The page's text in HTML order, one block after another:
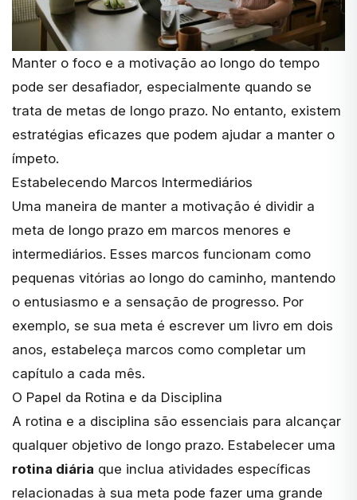
Manter o foco e a motivação ao longo do tempo
pode ser desafiador, especialmente quando se
trata de metas de longo prazo. No entanto, existem
estratégias eficazes que podem ajudar a manter o
ímpeto.
Estabelecendo Marcos Intermediários
Uma maneira de manter a motivação é dividir a
meta de longo prazo em marcos menores e
intermediários. Esses marcos funcionam como
pequenas vitórias ao longo do caminho, mantendo
o entusiasmo e a sensação de progresso. Por
exemplo, se sua meta é escrever um livro em dois
anos, estabeleça marcos como completar um
capítulo a cada mês.
O Papel da Rotina e da Disciplina
A rotina e a disciplina são essenciais para alcançar
qualquer objetivo de longo prazo. Estabelecer uma
rotina diária que inclua atividades específicas
relacionadas à sua meta pode fazer uma grande